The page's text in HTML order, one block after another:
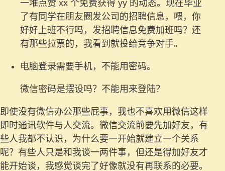
一堆点赞 xx 个免费获得 yy 的动态。现在毕业
了有同学在朋友圈发公司的招聘信息，喂，你
好好上班不行吗，发招聘信息免费加班吗？还
有那些拉票的，我看到就投给竞争对手。
电脑登录需要手机，不能用密码。
微信密码是摆设吗？不能用来登陆？
即使没有微信办公那些屁事，我也不喜欢用微信这样
即时通讯软件与人交流。微信交流前要先加好友，有
些人我都不认识，为什么要一开始就建立一个关系
呢？有些人只是和我谈一两件事，但还是得加好友才
能开始谈，我感觉谈完了好像就没有再联系的必要。